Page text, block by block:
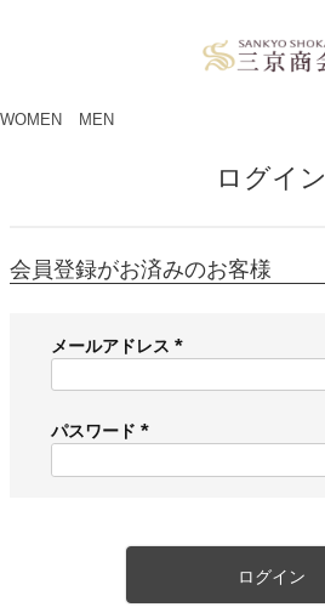
WOMEN MEN
ログイン
会員登録がお済みのお客様
メールアドレス
必
)
パスワード
必
ログイン